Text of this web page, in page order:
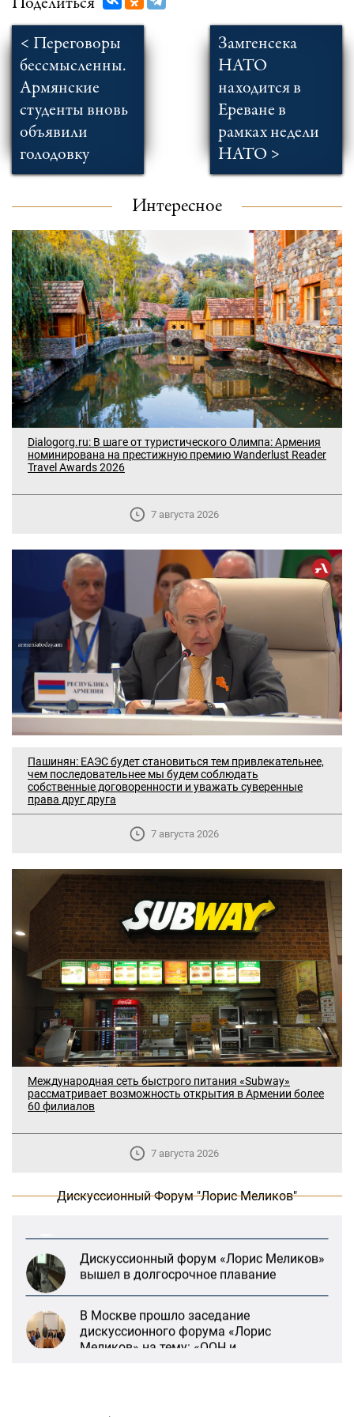
Поделиться
< Переговоры
бессмысленны.
Армянские
студенты вновь
объявили
голодовку
Замгенсека
НАТО
находится в
Ереване в
рамках недели
НАТО >
Интересное
Dialogorg.ru: В шаге от туристического Олимпа: Армения
номинирована на престижную премию Wanderlust Reader
Travel Awards 2026
7 августа 2026
Пашинян: ЕАЭС будет становиться тем привлекательнее,
чем последовательнее мы будем соблюдать
собственные договоренности и уважать суверенные
права друг друга
7 августа 2026
Международная сеть быстрого питания «Subway»
рассматривает возможность открытия в Армении более
60 филиалов
7 августа 2026
Дискуссионный Форум "Лорис Меликов"
В Москве прошло заседание
дискуссионного форума «Лорис
Меликов» на тему: «ООН и
предотвращение геноцидов»
«Лорис Меликов» начинает свою
деятельность
Дискуссионный форум «Лорис Меликов»
вышел в долгосрочное плавание
В Москве прошло заседание
дискуссионного форума «Лорис
Меликов» на тему: «ООН и
предотвращение геноцидов»